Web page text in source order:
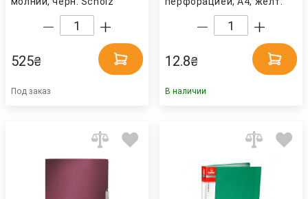
525₴
Под заказ
12.8₴
В наличии